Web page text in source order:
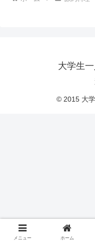
大学生
© 2015 大
メニュー ホーム